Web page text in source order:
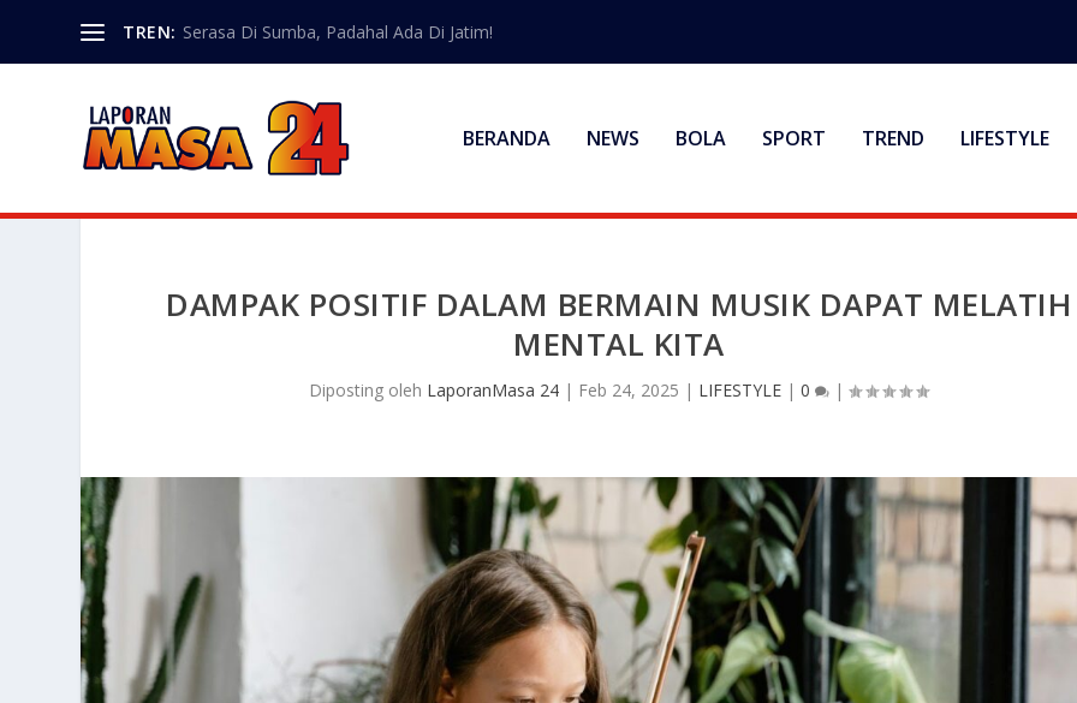
TREN: Serasa Di Sumba, Padahal Ada Di Jatim!
BERANDA NEWS BOLA SPORT TREND LIFESTYLE
DAMPAK POSITIF DALAM BERMAIN MUSIK DAPAT MELATIH
MENTAL KITA
Diposting oleh LaporanMasa 24 | Feb 24, 2025 | LIFESTYLE |0 |